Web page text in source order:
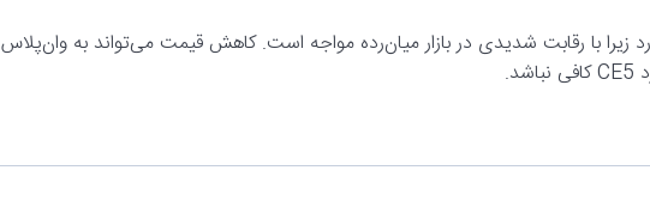
زیرا با رقابت شدیدی در بازار میان‌رده مواجه است. کاهش قیمت می‌تواند به وان‌پلاس